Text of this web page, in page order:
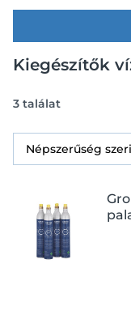
Kiegészítők
3 találat